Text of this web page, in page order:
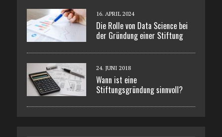
16. APRIL 2024
Die Rolle von Data Science bei
der Gründung einer Stiftung
24. JUNI 2018
Wann ist eine
Stiftungsgründung sinnvoll?